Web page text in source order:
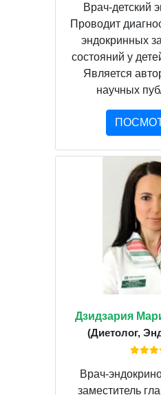
Врач-детский
Проводит
эндокринных
состояний у
Является
научных
Дзидзария
(Диетолог,
Врач-
заместитель